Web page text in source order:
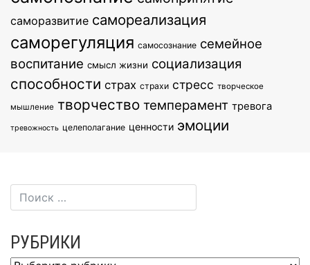
саморазвитие самореализация
саморегуляция самосознание семейное
воспитание смысл жизни социализация
способности страх страхи стресс творческое
мышление творчество темперамент тревога
тревожность целеполагание ценности эмоции
РУБРИКИ